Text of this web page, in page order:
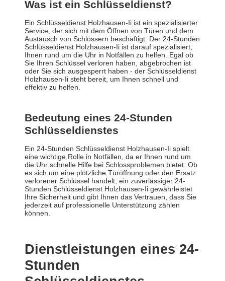
Was ist ein Schlüsseldienst?
Ein Schlüsseldienst Holzhausen-Ii ist ein spezialisierter
Service, der sich mit dem Öffnen von Türen und dem
Austausch von Schlössern beschäftigt. Der 24-Stunden
Schlüsseldienst Holzhausen-Ii ist darauf spezialisiert,
Ihnen rund um die Uhr in Notfällen zu helfen. Egal ob
Sie Ihren Schlüssel verloren haben, abgebrochen ist
oder Sie sich ausgesperrt haben - der Schlüsseldienst
Holzhausen-Ii steht bereit, um Ihnen schnell und
effektiv zu helfen.
Bedeutung eines 24-Stunden
Schlüsseldienstes
Ein 24-Stunden Schlüsseldienst Holzhausen-Ii spielt
eine wichtige Rolle in Notfällen, da er Ihnen rund um
die Uhr schnelle Hilfe bei Schlossproblemen bietet. Ob
es sich um eine plötzliche Türöffnung oder den Ersatz
verlorener Schlüssel handelt, ein zuverlässiger 24-
Stunden Schlüsseldienst Holzhausen-Ii gewährleistet
Ihre Sicherheit und gibt Ihnen das Vertrauen, dass Sie
jederzeit auf professionelle Unterstützung zählen
können.
Dienstleistungen eines 24-
Stunden